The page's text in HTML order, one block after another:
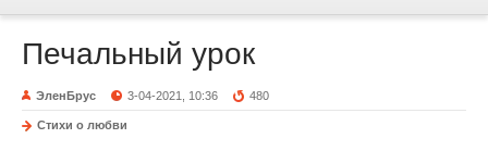
Печальный урок
ЭленБрус 3-04-2021, 10:36 480
Стихи о любви